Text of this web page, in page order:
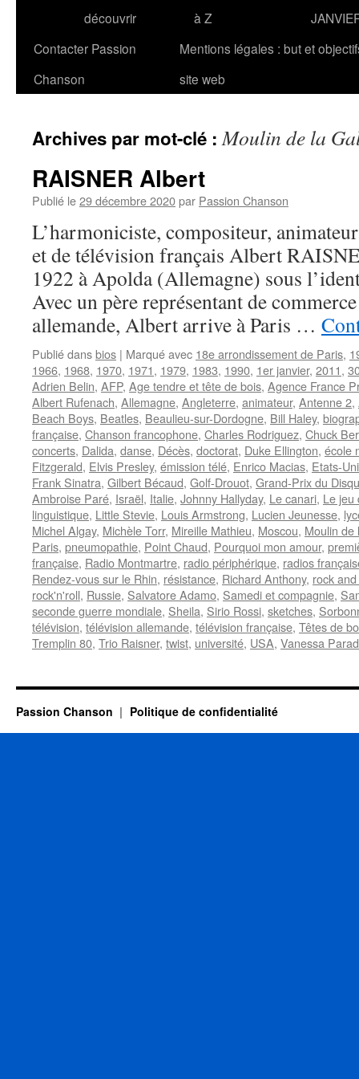
découvrir
à Z
Contacter Passion
Chanson
Mentions légales : but et
site web
Archives par mot-clé :Moulin de la
RAISNER Albert
Publié le29 décembre 2020par Passion Chanson
L’harmoniciste, compositeur,
et de télévision français Albert
1922 à Apolda (Allemagne) sous
Avec un père représentant de
allemande, Albert arrive à Paris …
Publié dansbios | Marqué avec 18e arrondissement de Paris,
1966, 1968, 1970, 1971, 1979, 1983, 1990, 1er janvier, 2011,
Adrien Belin, AFP, Age tendre et tête de bois, Agence France
Albert Rufenach, Allemagne, Angleterre, animateur, Antenne 2,
Beach Boys, Beatles, Beaulieu-sur-Dordogne, Bill Haley,
française, Chanson francophone, Charles Rodriguez, Chuck
concerts, Dalida, danse, Décès, doctorat, Duke Ellington, école
Fitzgerald, Elvis Presley, émission télé, Enrico Macias, Etats-
Frank Sinatra, Gilbert Bécaud, Golf-Drouot, Grand-Prix du
Ambroise Paré, Israël, Italie, Johnny Hallyday, Le canari, Le jeu
linguistique, Little Stevie, Louis Armstrong, Lucien Jeunesse,
Michel Algay, Michèle Torr, Mireille Mathieu, Moscou, Moulin de
Paris, pneumopathie, Point Chaud, Pourquoi mon amour,
française, Radio Montmartre, radio périphérique, radios
Rendez-vous sur le Rhin, résistance, Richard Anthony, rock
rock'n'roll, Russie, Salvatore Adamo, Samedi et compagnie,
seconde guerre mondiale, Sheila, Sirio Rossi, sketches,
télévision, télévision allemande, télévision française, Têtes de
Tremplin 80, Trio Raisner, twist, université, USA, Vanessa
Passion Chanson Politique de confidentialité